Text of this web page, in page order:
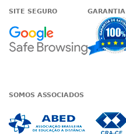
SITE SEGURO GARANTIA
SOMOS ASSOCIADOS